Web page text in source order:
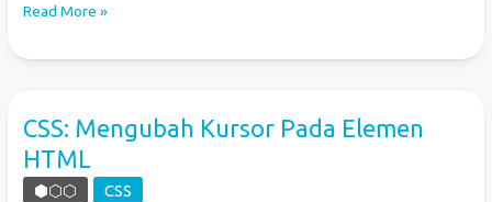
Menggunakan
pada
Read More »
CSS: Mengubah Kursor Pada Elemen
HTML
⬢⬡⬡ CSS